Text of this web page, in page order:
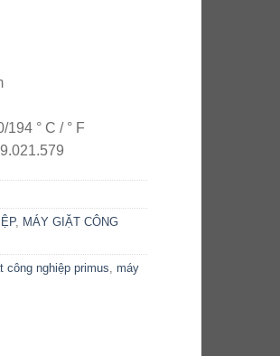
° C / ° F
, MÁY GIẶT CÔNG
công nghiệp primus,máy